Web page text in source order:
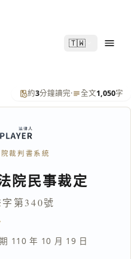
🇹🇼
約3分鐘讀完· 全文1,050字
裁判書系統
院民事裁定
第340號
110 年 10 月 19 日